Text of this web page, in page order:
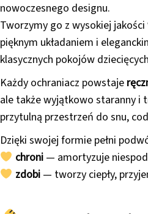
nowoczesnego designu.
Tworzymy go z wysokiej jakości
pięknym układaniem i
klasycznych pokojów
Każdy ochraniacz powstaje
ale także wyjątkowo staranny i
przytulną przestrzeń do snu,
Dzięki swojej formie pełni
chroni— amortyzuje
zdobi— tworzy ciepły,